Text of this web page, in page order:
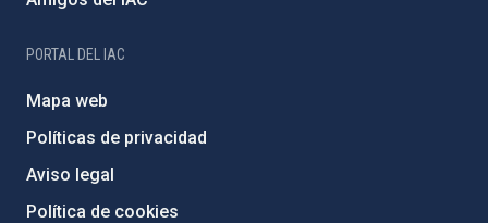
PORTAL DEL IAC
Mapa web
Políticas de privacidad
Aviso legal
Política de cookies